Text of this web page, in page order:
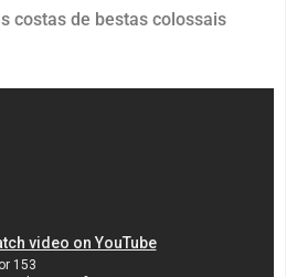
costas de bestas colossais